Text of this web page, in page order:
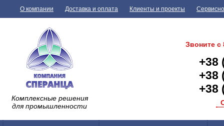
О компании Доставка и оплата Клиенты и проекты
Комплексные решения
для промышленности
Звоните с
+38
+38
+38